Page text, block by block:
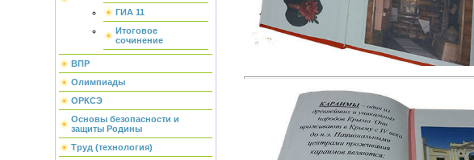
ГИА 11
Итоговое
сочинение
ВПР
Олимпиады
ОРКСЭ
Основы безопасности и
защиты Родины
Труд (технология)